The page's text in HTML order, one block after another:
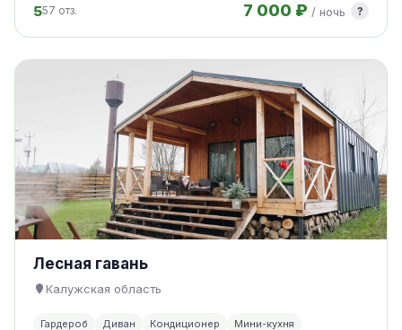
557 отз. 7 000 ₽ / ночь ?
Лесная гавань
Калужская область
Гардероб Диван Кондиционер Мини-кухня